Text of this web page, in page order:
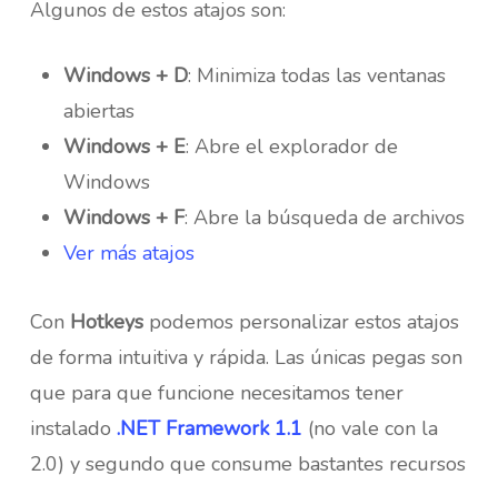
Algunos de estos atajos son:
Windows + D: Minimiza todas las ventanas
abiertas
Windows + E: Abre el explorador de
Windows
Windows + F: Abre la búsqueda de archivos
Ver más atajos
Con Hotkeyspodemos personalizar estos atajos
de forma intuitiva y rápida. Las únicas pegas son
que para que funcione necesitamos tener
instalado .NET Framework 1.1 (no vale con la
2.0) y segundo que consume bastantes recursos